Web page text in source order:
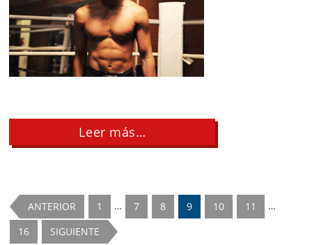
Leer más…
Consejos
Pelea
para
Principiantes
ANTERIOR Page
1
Interim
pages
omitted
… Page
7 Page
8 Page
9 Page
10 Page
11
…
Page
16 SIGUIENTE